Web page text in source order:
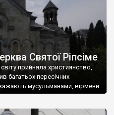
Святої Ріпсіме
прийняла християнство,
багатьох пересічних
мусульманами, вірмени